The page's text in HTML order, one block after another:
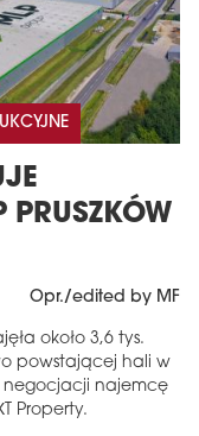
PRUSZKÓW
Opr./edited by MF
około 3,6 tys.
powstającej hali w
negocjacji najemcę
Property.